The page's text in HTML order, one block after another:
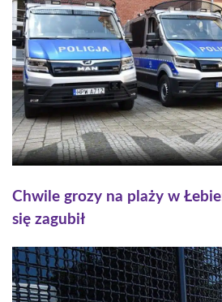
Chwile grozy na plaży w
się zagubił